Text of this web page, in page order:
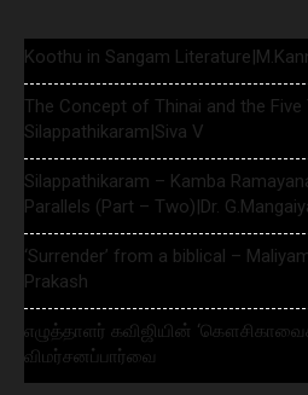
Koothu in Sangam
The Concept of Thinai and the Five
Silappathikaram|Siva V
Silappathikaram – Kamba
Parallels (Part – Two)|Dr.
‘Surrender’ from a biblical –
Prakash
எழுத்தாளர் கவிஜியின்
விமர்சனப்பார்வை